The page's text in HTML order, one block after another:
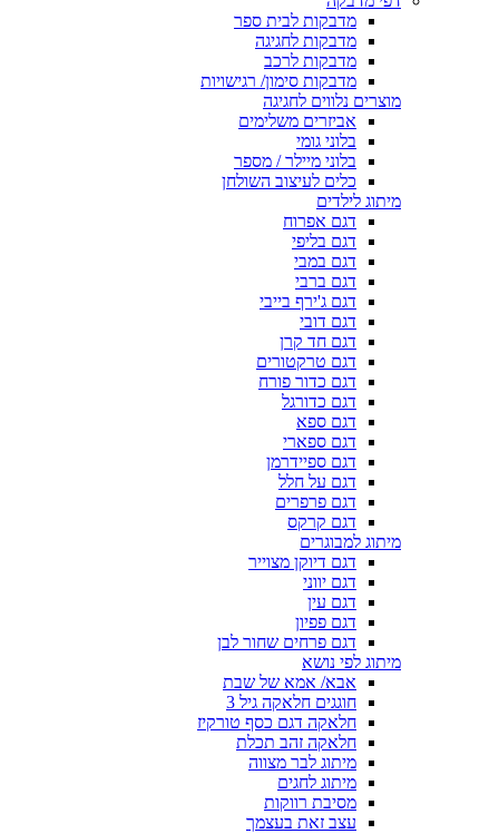
מדבקות לבית ספר
מדבקות לחגיגה
מדבקות לרכב
מדבקות סימון/ רגישויות
מוצרים נלווים לחגיגה
אביזרים משלימים
בלוני גומי
בלוני מיילר / מספר
כלים לעיצוב השולחן
מיתוג לילדים
דגם אפרוח
דגם בליפי
דגם במבי
דגם ברבי
דגם ג'ירף בייבי
דגם דובי
דגם חד קרן
דגם טרקטורים
דגם כדור פורח
דגם כדורגל
דגם ספא
דגם ספארי
דגם ספיידרמן
דגם על חלל
דגם פרפרים
דגם קרקס
מיתוג למבוגרים
דגם דיוקן מצוייר
דגם יווני
דגם עין
דגם פפיון
דגם פרחים שחור לבן
מיתוג לפי נושא
אבא/ אמא של שבת
חוגגים חלאקה גיל 3
חלאקה דגם כסף טורקיז
חלאקה זהב תכלת
מיתוג לבר מצווה
מיתוג לחגים
מסיבת רווקות
עצב זאת בעצמך